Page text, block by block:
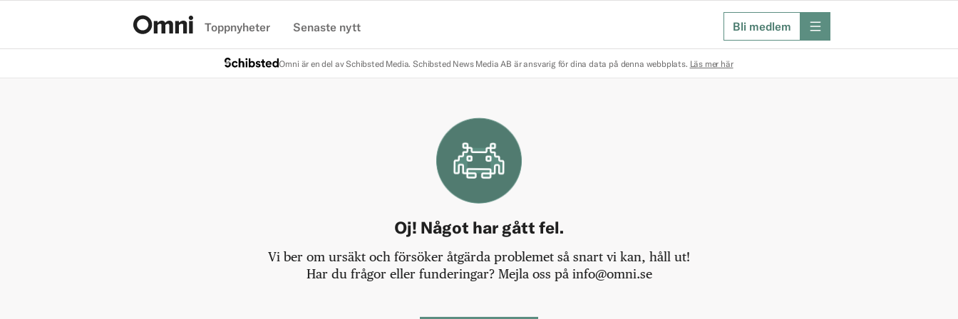
Toppnyheter Senaste nytt Bli medlem meny
Omni är en del av Schibsted Media. Schibsted News Media AB är ansvarig för dina data på denna webbplats. Läs mer här
Oj! Något har gått fel.
Vi ber om ursäkt och försöker åtgärda problemet så snart vi kan, håll ut!
Har du frågor eller funderingar? Mejla oss på info@omni.se